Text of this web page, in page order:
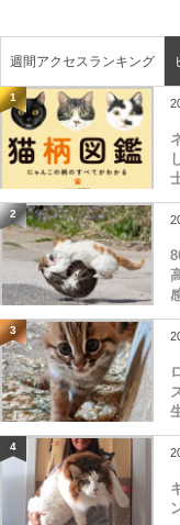
週間アクセスランキング
1
2
3
4